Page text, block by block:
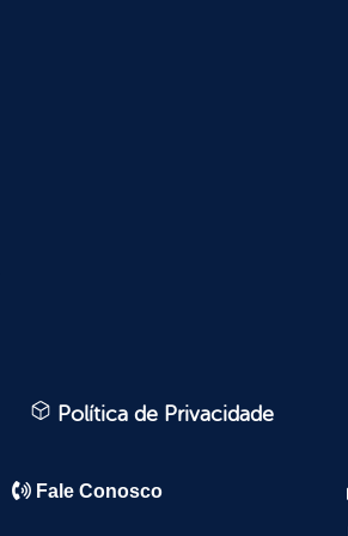
Política de Privacidade
Fale Conosco